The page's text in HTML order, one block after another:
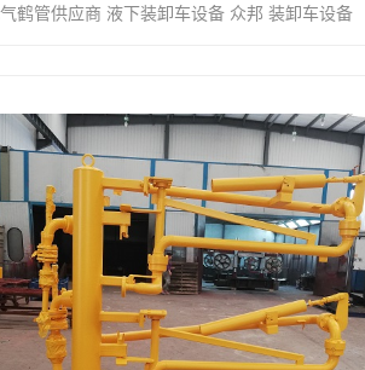
鹤管供应商 液下装卸车设备 众邦 装卸车设备